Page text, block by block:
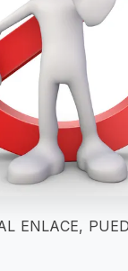
ENLACE,